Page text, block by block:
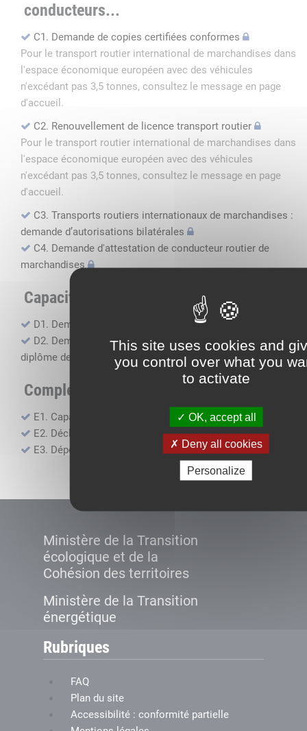
This site uses cookies and
you control over what you
to activate
OK, accept all
Deny all cookies
Personalize
conducteurs...
C1. Demande de copies certifiées conformes
Pour le transport routier international de marchandises dans
l'espace économique européen avec des véhicules
n'excédant pas 3,5 tonnes, consultez le message en page
d'accueil.
C2. Renouvellement de licence transport routier
Pour le transport routier international de marchandises dans
l'espace économique européen avec des véhicules
n'excédant pas 3,5 tonnes, consultez le message en page
d'accueil.
C3. Transports routiers internationaux de marchandises :
demande d’autorisations bilatérales
C4. Demande d'attestation de conducteur routier de
marchandises
Capacité professionnelle
D1. Demande d’attestation de capacité professionnelle
D2. Demande de certificat attestant l'obtention du
diplôme de capacité professionnelle
Compléments, suivi financier
E1. Capacité financière
E2. Déclaration de sous-traitance
E3. Dépôt des comptes annuels
Ministère de la Transition
écologique et de la
Cohésion des territoires
Ministère de la Transition
énergétique
Rubriques
FAQ
Plan du site
Accessibilité : conformité partielle